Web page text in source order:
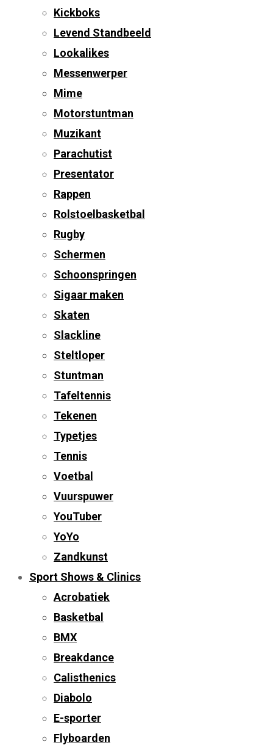
Kickboks
Levend Standbeeld
Lookalikes
Messenwerper
Mime
Motorstuntman
Muzikant
Parachutist
Presentator
Rappen
Rolstoelbasketbal
Rugby
Schermen
Schoonspringen
Sigaar maken
Skaten
Slackline
Steltloper
Stuntman
Tafeltennis
Tekenen
Typetjes
Tennis
Voetbal
Vuurspuwer
YouTuber
YoYo
Zandkunst
Sport Shows & Clinics
Acrobatiek
Basketbal
BMX
Breakdance
Calisthenics
Diabolo
E-sporter
Flyboarden